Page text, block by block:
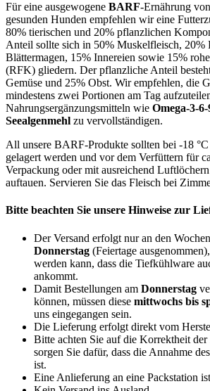
Für eine ausgewogene BARF-Ernährung
gesunden Hunden empfehlen wir eine
80% tierischen und 20% pflanzlichen
Anteil sollte sich in 50% Muskelfleisch, 20%
Blättermagen, 15% Innereien sowie 15%
(RFK) gliedern. Der pflanzliche Anteil
Gemüse und 25% Obst. Wir empfehlen, die
mindestens zwei Portionen am Tag
Nahrungsergänzungsmitteln wie Omega-3-
Seealgenmehl zu vervollständigen.
All unsere BARF-Produkte sollten bei -18
gelagert werden und vor dem Verfüttern für
Verpackung oder mit ausreichend
auftauen. Servieren Sie das Fleisch bei
Bitte beachten Sie unsere Hinweise zur
Der Versand erfolgt nur an den
Donnerstag (Feiertage
werden kann, dass die Tiefkühlware
ankommt.
Damit Bestellungen am Donnerstag
können, müssen diese mittwochs bis
uns eingegangen sein.
Die Lieferung erfolgt direkt vom
Bitte achten Sie auf die Korrektheit der
sorgen Sie dafür, dass die Annahme
ist.
Eine Anlieferung an eine Packstation